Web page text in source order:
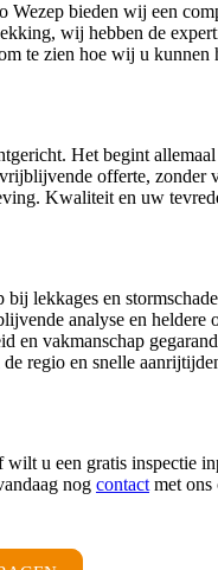
bieden wij een
wij hebben de
te zien hoe wij u kunnen
Het begint
offerte, zonder
Kwaliteit en uw
bij lekkages en
analyse en heldere
en vakmanschap
regio en snelle
u een gratis inspectie
nog contact met